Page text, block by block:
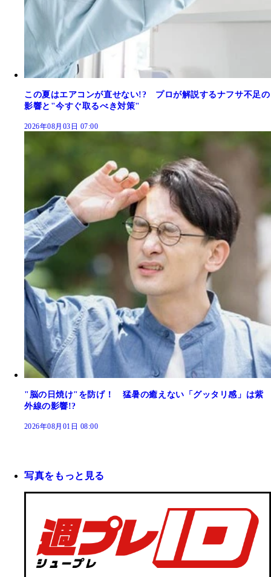
この夏はエアコンが直せない!? プロが解説するナフサ不足の
影響と"今すぐ取るべき対策"
2026年08月03日 07:00
"脳の日焼け"を防げ！ 猛暑の癒えない「グッタリ感」は紫
外線の影響!?
2026年08月01日 08:00
写真をもっと見る